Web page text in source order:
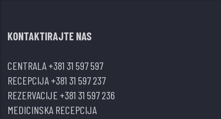
KONTAKTIRAJTE NAS
CENTRALA+381 31 597 597
RECEPCIJA+381 31 597 237
REZERVACIJE +381 31 597 236
MEDICINSKA RECEPCIJA